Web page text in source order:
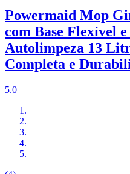
Powermaid Mop
com Base Flexível
Autolimpeza 13
Completa e
5.0